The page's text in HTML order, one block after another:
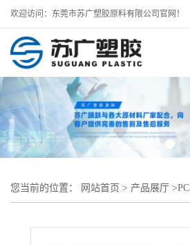
欢迎访问：东莞市苏广塑胶原料有限公司官网！
您当前的位置： 网站首页 > 产品展厅 >PC